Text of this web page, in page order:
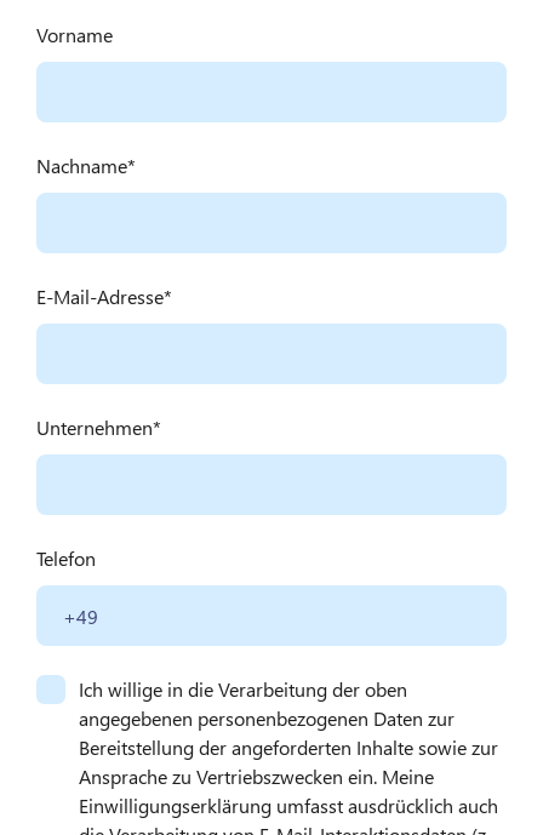
Vorname
Nachname
E-Mail-Adresse
Unternehmen
Telefon
Ich willige in die Verarbeitung der oben
angegebenen personenbezogenen Daten zur
Bereitstellung der angeforderten Inhalte sowie zur
Ansprache zu Vertriebszwecken ein. Meine
Einwilligungserklärung umfasst ausdrücklich auch